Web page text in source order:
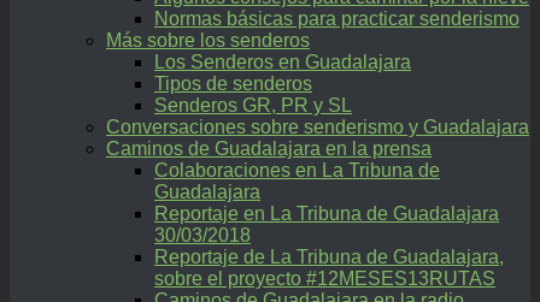
Normas básicas para practicar senderismo
Más sobre los senderos
Los Senderos en Guadalajara
Tipos de senderos
Senderos GR, PR y SL
Conversaciones sobre senderismo y Guadalajara
Caminos de Guadalajara en la prensa
Colaboraciones en La Tribuna de
Guadalajara
Reportaje en La Tribuna de Guadalajara
30/03/2018
Reportaje de La Tribuna de Guadalajara,
sobre el proyecto #12MESES13RUTAS